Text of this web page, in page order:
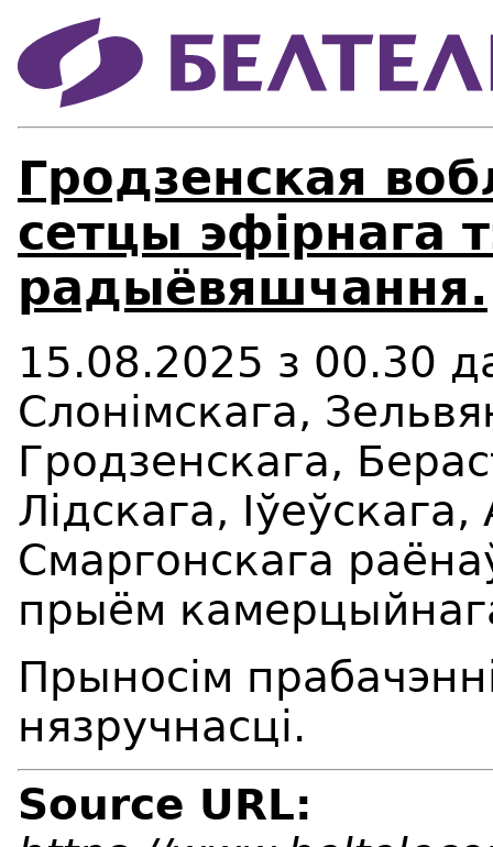
Гродзенская
сетцы эфірнага
радыёвяшчання.
15.08.2025 з 00.30 д
Слонімскага,
Гродзенскага,
Лідскага,
Смаргонскага
прыём
Прыносім
нязручнасці.
Source URL: